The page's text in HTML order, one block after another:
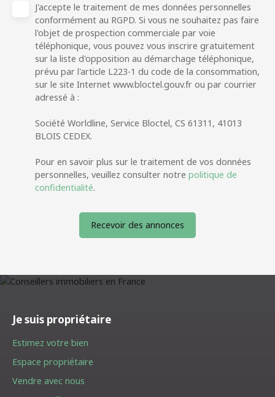
J'accepte le traitement de mes données personnelles
conformément au RGPD. Si vous ne souhaitez pas faire
l'objet de prospection commerciale par voie
téléphonique, vous pouvez vous inscrire gratuitement
sur la liste d'opposition au démarchage téléphonique,
prévu par l'article L223-1 du code de la consommation,
sur le site Internet www.bloctel.gouv.fr ou par courrier
adressé à :
Société Worldline, Service Bloctel, CS 61311, 41013
BLOIS CEDEX.
Pour en savoir plus sur le traitement de vos données
personnelles, veuillez consulter notre politique de
confidentialité.
Recevoir des annonces
Je suis propriétaire
Estimez votre bien
Espace propriétaire
Vendre avec nous